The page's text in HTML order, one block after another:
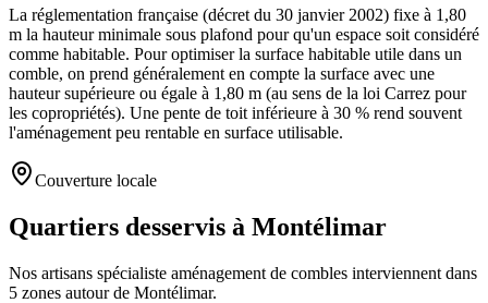
La réglementation française (décret du 30 janvier 2002) fixe à 1,80
m la hauteur minimale sous plafond pour qu'un espace soit considéré
comme habitable. Pour optimiser la surface habitable utile dans un
comble, on prend généralement en compte la surface avec une
hauteur supérieure ou égale à 1,80 m (au sens de la loi Carrez pour
les copropriétés). Une pente de toit inférieure à 30 % rend souvent
l'aménagement peu rentable en surface utilisable.
Couverture locale
Quartiers desservis à Montélimar
Nos artisans spécialiste aménagement de combles interviennent dans
5 zones autour de Montélimar.